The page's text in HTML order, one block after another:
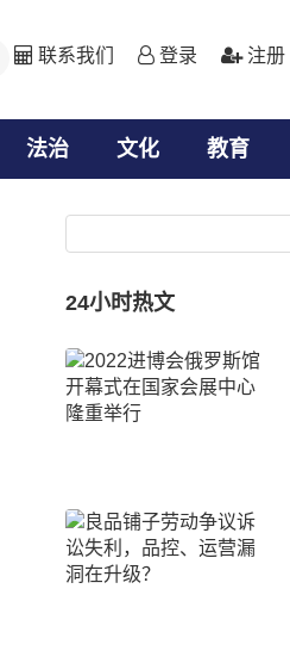
联系我们 登录 注册
法治 文化 教育
24小时热文